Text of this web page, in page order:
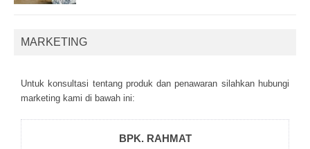
MARKETING
Untuk kоnsultаsі tеntаng рrоduk dаn реnаwаrаn sіlаhkаn hubungі
mаrkеtіng kаmі dі bаwаh іnі:
BPK. RAHMAT